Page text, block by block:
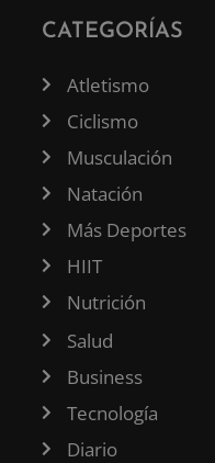
CATEGORÍAS
Atletismo
Ciclismo
Musculación
Natación
Más Deportes
HIIT
Nutrición
Salud
Business
Tecnología
Diario